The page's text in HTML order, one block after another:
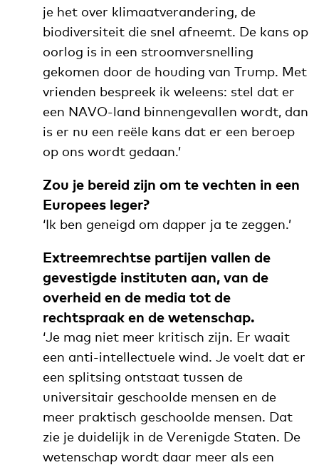
je het over klimaatverandering, de
biodiversiteit die snel afneemt. De kans op
oorlog is in een stroomversnelling
gekomen door de houding van Trump. Met
vrienden bespreek ik weleens: stel dat er
een NAVO-land binnengevallen wordt, dan
is er nu een reële kans dat er een beroep
op ons wordt gedaan.’
Zou je bereid zijn om te vechten in een
Europees leger?
‘Ik ben geneigd om dapper ja te zeggen.’
Extreemrechtse partijen vallen de
gevestigde instituten aan, van de
overheid en de media tot de
rechtspraak en de wetenschap.
‘Je mag niet meer kritisch zijn. Er waait
een anti-intellectuele wind. Je voelt dat er
een splitsing ontstaat tussen de
universitair geschoolde mensen en de
meer praktisch geschoolde mensen. Dat
zie je duidelijk in de Verenigde Staten. De
wetenschap wordt daar meer als een